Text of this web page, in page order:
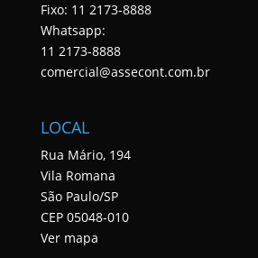
Fixo: 11 2173-8888
Whatsapp:
11 2173-8888
comercial@assecont.com.br
LOCAL
Rua Mário, 194
Vila Romana
São Paulo/SP
CEP 05048-010
Ver mapa